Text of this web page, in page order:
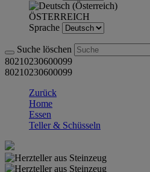
ÖSTERREICH
Sprache
Suche löschen
80210230600099
80210230600099
Zurück
Home
Essen
Teller & Schüsseln